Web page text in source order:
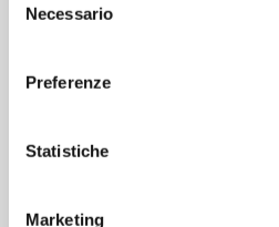
delNecessario
Preferenze
Statistiche
Marketing